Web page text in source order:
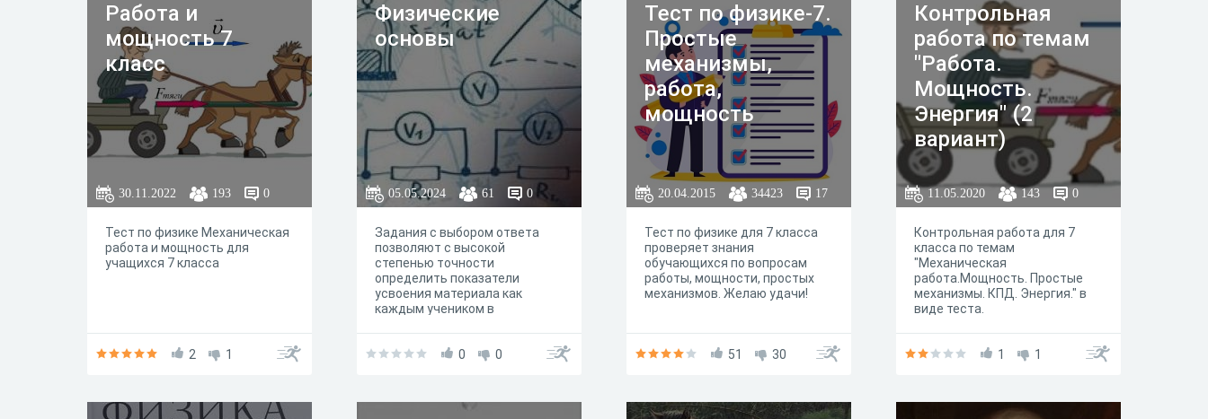
Работа и
мощность 7
класс
30.11.2022 193 0
Тест по физике Механическая
работа и мощность для
учащихся 7 класса
2 1
Физические
основы
05.05.2024 61 0
Задания с выбором ответа
позволяют с высокой
степенью точности
определить показатели
усвоения материала как
каждым учеником в
обуславливается простотой
проверки.
0 0
Тест по физике-7.
Простые
механизмы,
работа,
мощность
20.04.2015 34423 17
Тест по физике для 7 класса
проверяет знания
обучающихся по вопросам
работы, мощности, простых
механизмов. Желаю удачи!
51 30
Контрольная
работа по темам
"Работа.
Мощность.
Энергия" (2
вариант)
11.05.2020 143 0
Контрольная работа для 7
класса по темам
"Механическая
работа.Мощность. Простые
механизмы. КПД. Энергия." в
виде теста.
1 1